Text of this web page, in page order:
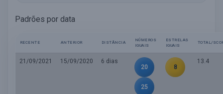
Padrões por data
RECENTE ANTERIOR DISTÂNCIA
NÚMEROS
IGUAIS
ESTRELAS
IGUAIS
TOTAL/
21/09/2021 15/09/2020
6 dias
20
25
8
13.4